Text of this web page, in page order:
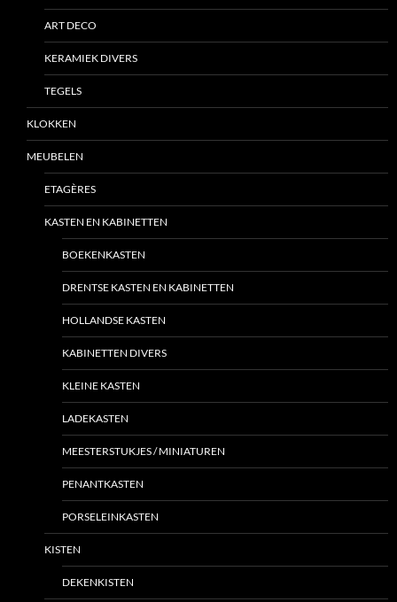
ART DECO
KERAMIEK DIVERS
TEGELS
KLOKKEN
MEUBELEN
ETAGÈRES
KASTEN EN KABINETTEN
BOEKENKASTEN
DRENTSE KASTEN EN KABINETTEN
HOLLANDSE KASTEN
KABINETTEN DIVERS
KLEINE KASTEN
LADEKASTEN
MEESTERSTUKJES / MINIATUREN
PENANTKASTEN
PORSELEINKASTEN
KISTEN
DEKENKISTEN